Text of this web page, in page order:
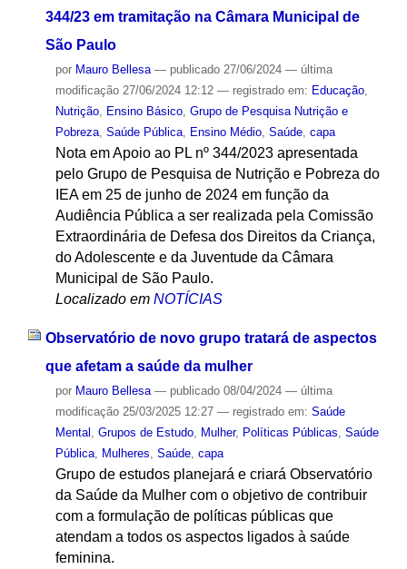
344/23 em tramitação na Câmara Municipal de
São Paulo
por Mauro Bellesa — publicado27/06/2024 — última
modificação27/06/2024 12:12 — registrado em: Educação,
Nutrição, Ensino Básico, Grupo de Pesquisa Nutrição e
Pobreza, Saúde Pública, Ensino Médio, Saúde, capa
Nota em Apoio ao PL nº 344/2023 apresentada
pelo Grupo de Pesquisa de Nutrição e Pobreza do
IEA em 25 de junho de 2024 em função da
Audiência Pública a ser realizada pela Comissão
Extraordinária de Defesa dos Direitos da Criança,
do Adolescente e da Juventude da Câmara
Municipal de São Paulo.
Localizado em NOTÍCIAS
Observatório de novo grupo tratará de aspectos
que afetam a saúde da mulher
por Mauro Bellesa — publicado08/04/2024 — última
modificação25/03/2025 12:27 — registrado em: Saúde
Mental
Grupos de Estudo, Mulher, Políticas Públicas Saúde
Pública, Mulheres Saúde, capa
Grupo de estudos planejará e criará Observatório
da Saúde da Mulher com o objetivo de contribuir
com a formulação de políticas públicas que
atendam a todos os aspectos ligados à saúde
feminina.